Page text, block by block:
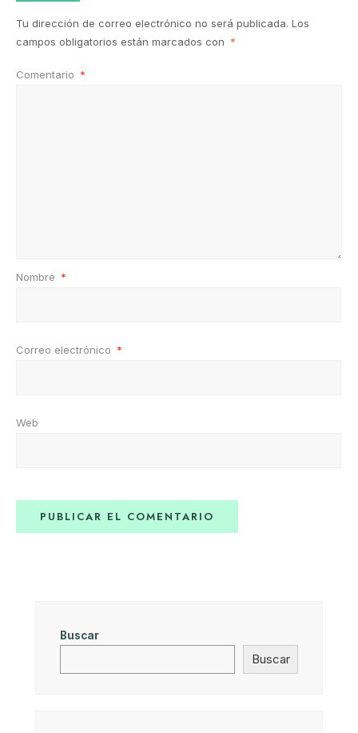
Tu dirección de correo electrónico no será publicada. Los
campos obligatorios están marcados con *
Comentario *
Nombre *
Correo electrónico *
Web
Buscar
Buscar